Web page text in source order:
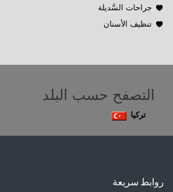
جراحات السَّديلة
تنظيف الأسنان
التصفح حسب البلد
تركيا
روابط سريعة